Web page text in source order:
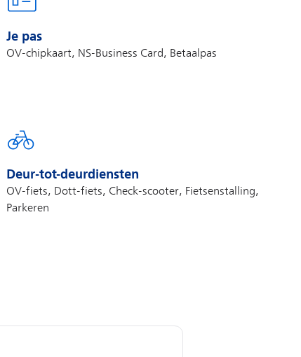
Je pas
OV-chipkaart, NS-Business Card, Betaalpas
Deur-tot-deurdiensten
OV-fiets, Dott-fiets, Check-scooter, Fietsenstalling,
Parkeren